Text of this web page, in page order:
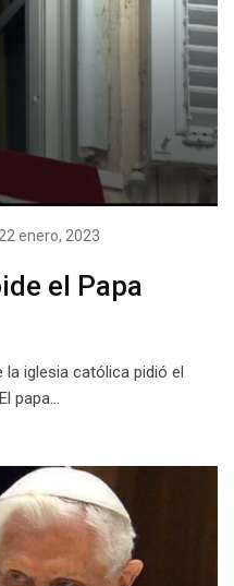
22 enero, 2023
el Papa
la iglesia católica pidió el
papa…